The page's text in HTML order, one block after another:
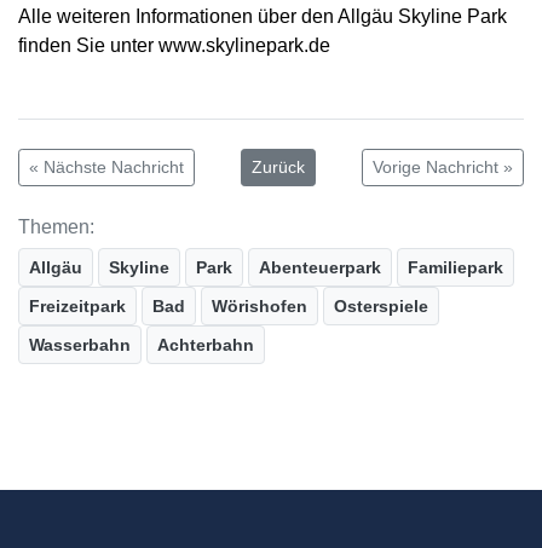
Alle weiteren Informationen über den Allgäu Skyline Park
finden Sie unter www.skylinepark.de
« Nächste Nachricht Zurück Vorige Nachricht »
Themen:
Allgäu Skyline Park Abenteuerpark
Familiepark
Freizeitpark
Bad Wörishofen
Osterspiele
Wasserbahn
Achterbahn